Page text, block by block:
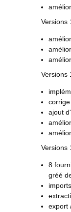
Versions
Versions
ajout
Versions
8
gréé
export